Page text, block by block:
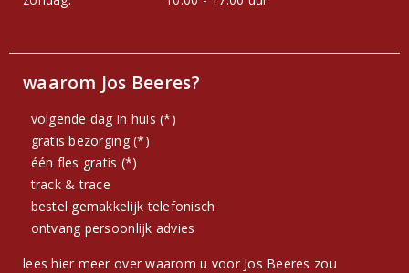
waarom Jos Beeres?
volgende dag in huis (*)
gratis bezorging (*)
één fles gratis (*)
track & trace
bestel gemakkelijk telefonisch
ontvang persoonlijk advies
lees hier meer over waarom u voor Jos Beeres zou